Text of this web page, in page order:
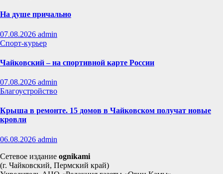
На душе причально
07.08.2026 admin
Спорт-курьер
Чайковский – на спортивной карте России
07.08.2026 admin
Благоустройство
Крыша в ремонте. 15 домов в Чайковском получат новые
кровли
06.08.2026 admin
Сетевое издание ognikami
(г. Чайковский, Пермский край)